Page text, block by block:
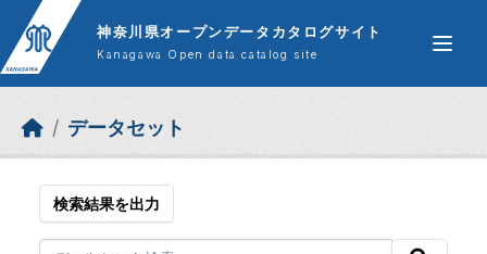
Skip to main content
神奈川県オープンデータカタログサイト
Kanagawa Open data catalog site
データセット
検索結果を出力